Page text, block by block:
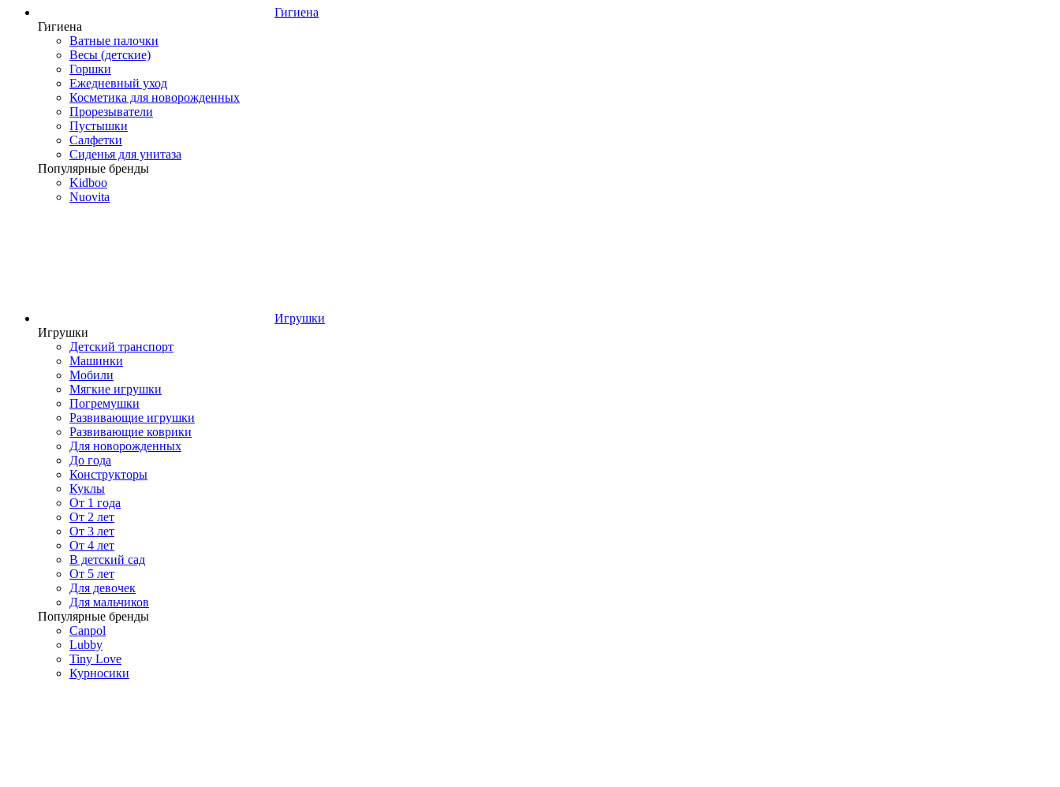
Гигиена
Гигиена
Ватные палочки
Весы (детские)
Горшки
Ежедневный уход
Косметика для новорожденных
Прорезыватели
Пустышки
Салфетки
Сиденья для унитаза
Популярные бренды
Kidboo
Nuovita
Игрушки
Игрушки
Детский транспорт
Машинки
Мобили
Мягкие игрушки
Погремушки
Развивающие игрушки
Развивающие коврики
Для новорожденных
До года
Конструкторы
Куклы
От 1 года
От 2 лет
От 3 лет
От 4 лет
В детский сад
От 5 лет
Для девочек
Для мальчиков
Популярные бренды
Canpol
Lubby
Tiny Love
Курносики